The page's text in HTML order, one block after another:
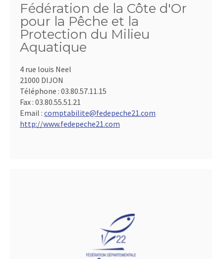
Fédération de la Côte d'Or
pour la Pêche et la
Protection du Milieu
Aquatique
4 rue louis Neel
21000 DIJON
Téléphone : 03.80.57.11.15
Fax : 03.80.55.51.21
Email : comptabilite@fedepeche21.com
http://www.fedepeche21.com